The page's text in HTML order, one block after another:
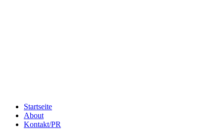
Startseite
About
Kontakt/PR